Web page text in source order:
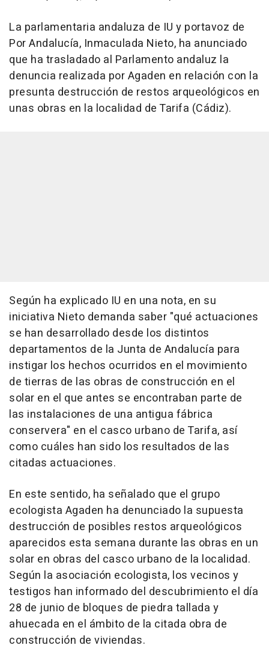
La parlamentaria andaluza de IU y portavoz de
Por Andalucía, Inmaculada Nieto, ha anunciado
que ha trasladado al Parlamento andaluz la
denuncia realizada por Agaden en relación con la
presunta destrucción de restos arqueológicos en
unas obras en la localidad de Tarifa (Cádiz).
Según ha explicado IU en una nota, en su
iniciativa Nieto demanda saber "qué actuaciones
se han desarrollado desde los distintos
departamentos de la Junta de Andalucía para
instigar los hechos ocurridos en el movimiento
de tierras de las obras de construcción en el
solar en el que antes se encontraban parte de
las instalaciones de una antigua fábrica
conservera" en el casco urbano de Tarifa, así
como cuáles han sido los resultados de las
citadas actuaciones.
En este sentido, ha señalado que el grupo
ecologista Agaden ha denunciado la supuesta
destrucción de posibles restos arqueológicos
aparecidos esta semana durante las obras en un
solar en obras del casco urbano de la localidad.
Según la asociación ecologista, los vecinos y
testigos han informado del descubrimiento el día
28 de junio de bloques de piedra tallada y
ahuecada en el ámbito de la citada obra de
construcción de viviendas.